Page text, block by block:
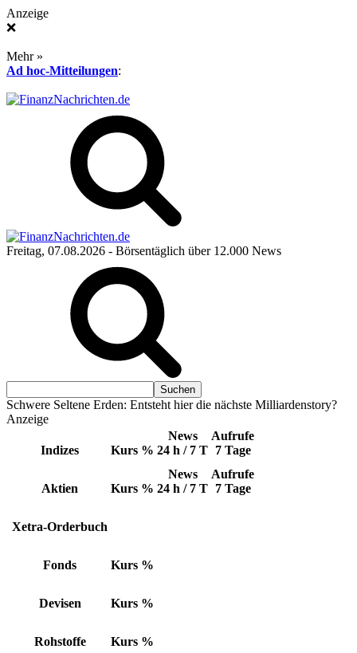
Anzeige
❌
Mehr »
Ad hoc-Mitteilungen:
Freitag, 07.08.2026 - Börsentäglich über 12.000 News
Schwere Seltene Erden: Entsteht hier die nächste Milliardenstory?
Anzeige
Indizes Kurs %
News
24 h / 7 T
Aufrufe
7 Tage
Aktien Kurs %
News
24 h / 7 T
Aufrufe
7 Tage
Xetra-Orderbuch
Fonds Kurs %
Devisen Kurs %
Rohstoffe Kurs %